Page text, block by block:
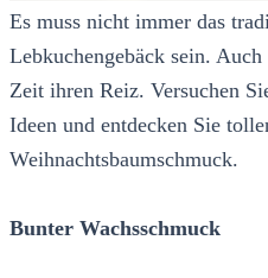
Es muss nicht immer das
Lebkuchengebäck sein.
Zeit ihren Reiz. Versuchen
Ideen und entdecken Sie
Weihnachtsbaumschmuck.
Bunter Wachsschmuck